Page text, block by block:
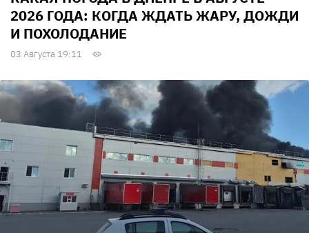
2026 ГОДА: КОГДА ЖДАТЬ ЖАРУ, ДОЖДИ
И ПОХОЛОДАНИЕ
03 Августа 19:11